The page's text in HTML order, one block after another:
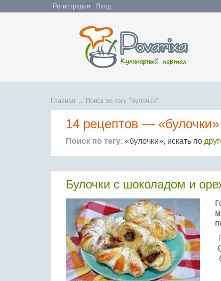
Регистрация Вход
Главная → Поиск по тегу "булочки"
14 рецептов — «булочки»
Поиск по тегу: «булочки», искать по
Булочки с шоколадом и